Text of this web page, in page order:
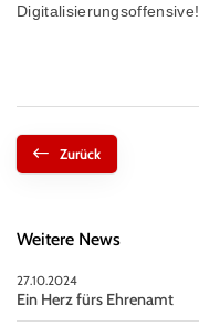
Digitalisierungsoffensive!
Zurück
Weitere News
27.10.2024
Ein Herz fürs Ehrenamt